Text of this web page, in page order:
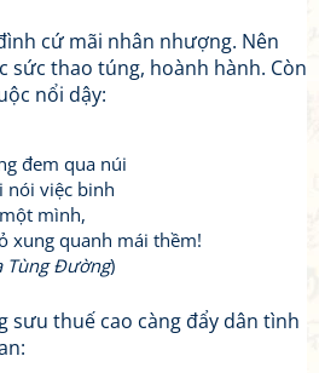
cứ mãi nhân nhượng. Nên
sức thao túng, hoành hành. Còn
nổi dậy:
đem qua núi
nói việc binh
mình,
xung quanh mái thềm!
Tùng Đường)
sưu thuế cao càng đẩy dân tình